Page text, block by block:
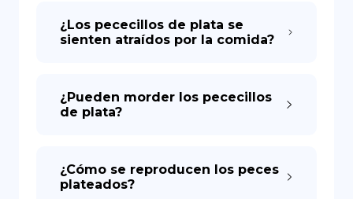
¿Los pececillos de plata se
sienten atraídos por la comida?
¿Pueden morder los pececillos
de plata?
¿Cómo se reproducen los peces
plateados?